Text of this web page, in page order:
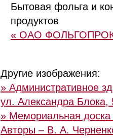
Бытовая фольга и
продуктов
« ОАО
Другие изображения:
» Административное
ул. Александра Блока,
» Мемориальная доска
Авторы – В. А.